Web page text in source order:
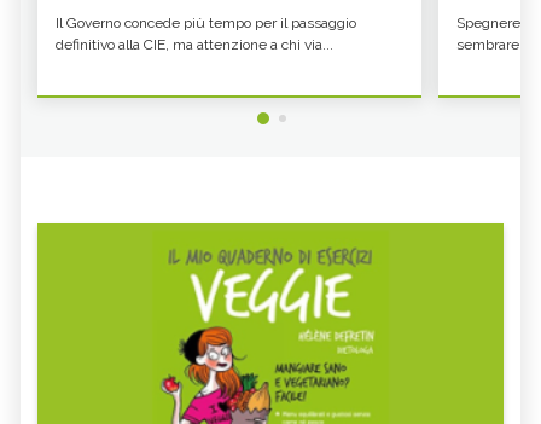
Il Governo concede più tempo per il passaggio
definitivo alla CIE, ma attenzione a chi via...
Spegnere lo
sembrare